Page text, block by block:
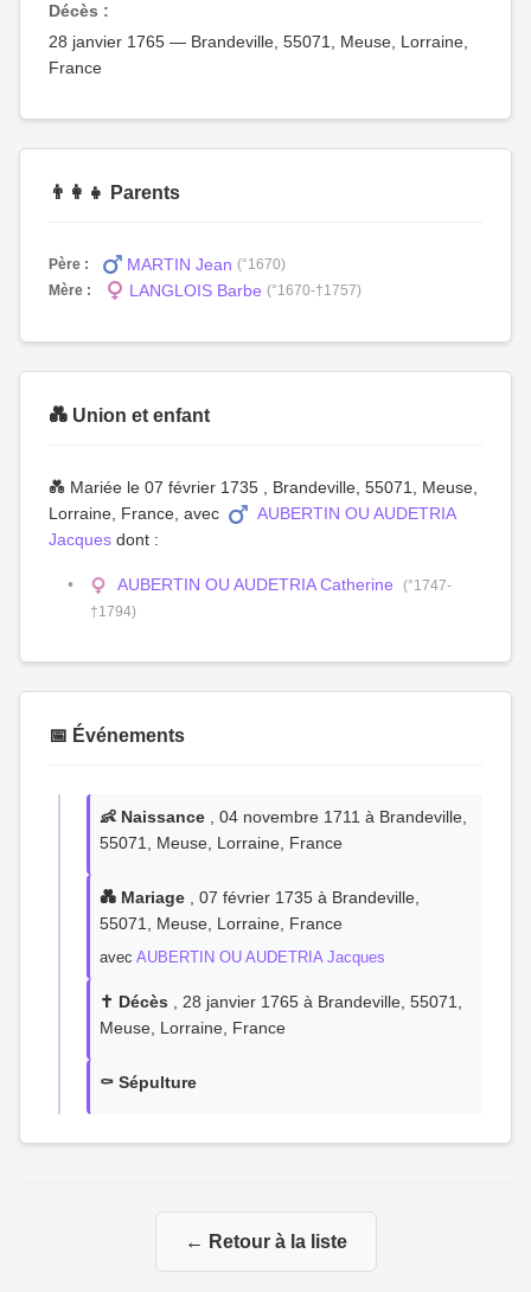
Décès :
28 janvier 1765 — Brandeville, 55071, Meuse, Lorraine,
France
👨‍👩‍👧 Parents
Père : MARTIN Jean (°1670)
Mère :
LANGLOIS Barbe (°1670-†1757)
💑 Union et enfant
💑 Mariée le 07 février 1735 , Brandeville, 55071, Meuse,
Lorraine, France, avec
AUBERTIN OU AUDETRIA
Jacques dont :
AUBERTIN OU AUDETRIA Catherine
(°1747-
†1794)
📅 Événements
👶 Naissance , 04 novembre 1711 à Brandeville,
55071, Meuse, Lorraine, France
💑 Mariage , 07 février 1735 à Brandeville,
55071, Meuse, Lorraine, France
avec AUBERTIN OU AUDETRIA Jacques
✝️ Décès , 28 janvier 1765 à Brandeville, 55071,
Meuse, Lorraine, France
⚰️ Sépulture
← Retour à la liste